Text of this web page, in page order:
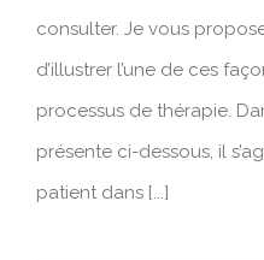
consulter. Je vous
d’illustrer l’une de ces
processus de thérapie.
présente ci-dessous, il
patient dans [...]